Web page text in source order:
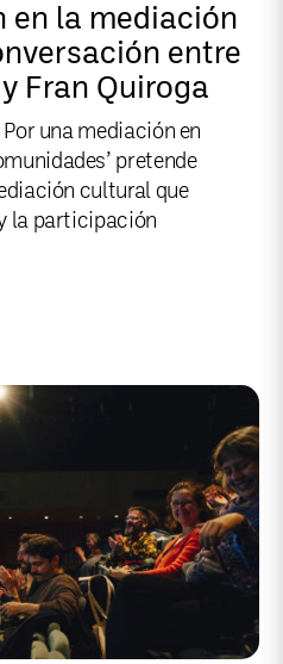
en la mediación
entre
Fran Quiroga
una mediación en
pretende
cultural que
la participación